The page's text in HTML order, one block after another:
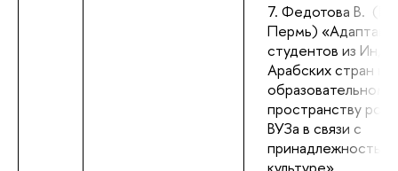
Федотова В.
Пермь)
студентов из
Арабских стран к
образовательному
пространству
ВУЗа в связи с
принадлежностью